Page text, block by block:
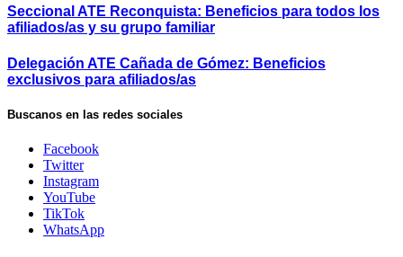
Seccional ATE Reconquista: Beneficios para todos los
afiliados/as y su grupo familiar
Delegación ATE Cañada de Gómez: Beneficios
exclusivos para afiliados/as
Buscanos en las redes sociales
Facebook
Twitter
Instagram
YouTube
TikTok
WhatsApp